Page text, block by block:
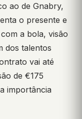
ao de Gnabry,
o presente e
a bola, visão
dos talentos
vai até
de €175
importância